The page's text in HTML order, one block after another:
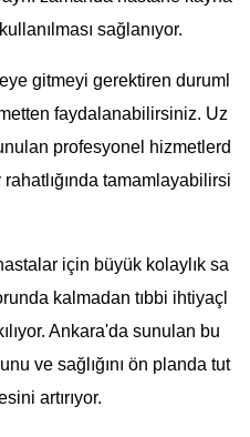
sağlanıyor.
gitmeyi gerektiren duruml
faydalanabilirsiniz. Uz
profesyonel hizmetlerd
tamamlayabilirsi
için büyük kolaylık sa
kalmadan tıbbi ihtiyaçl
Ankara'da sunulan bu
ve sağlığını ön planda tut
artırıyor.